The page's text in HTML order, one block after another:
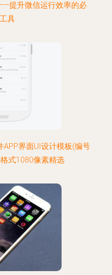
提升微信运行效率的必
具
界面UI设计模板(编号
式1080像素精选